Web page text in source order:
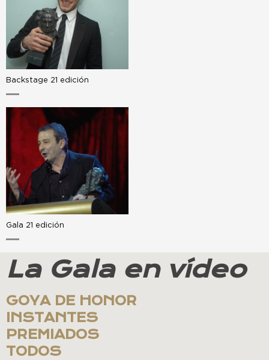
Backstage 21 edición
Gala 21 edición
La Gala en vídeo
GOYA DE HONOR
INSTANTES
PREMIADOS
TODOS